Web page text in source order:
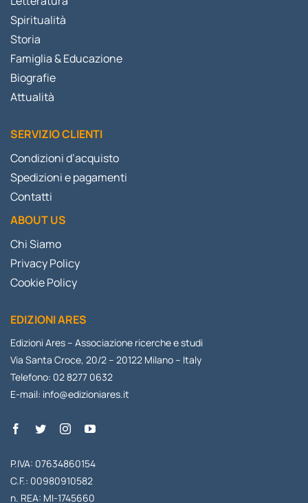
Spiritualità
Storia
Famiglia & Educazione
Biografie
Attualità
SERVIZIO CLIENTI
Condizioni d’acquisto
Spedizioni e pagamenti
Contatti
ABOUT US
Chi Siamo
Privacy Policy
Cookie Policy
EDIZIONI ARES
Edizioni Ares – Associazione ricerche e studi
Via Santa Croce, 20/2 – 20122 Milano – Italy
Telefono: 02 8277 0632
E-mail: info@edizioniares.it
P.IVA: 07634860154
C.F.: 00980910582
n. REA: MI-1745660